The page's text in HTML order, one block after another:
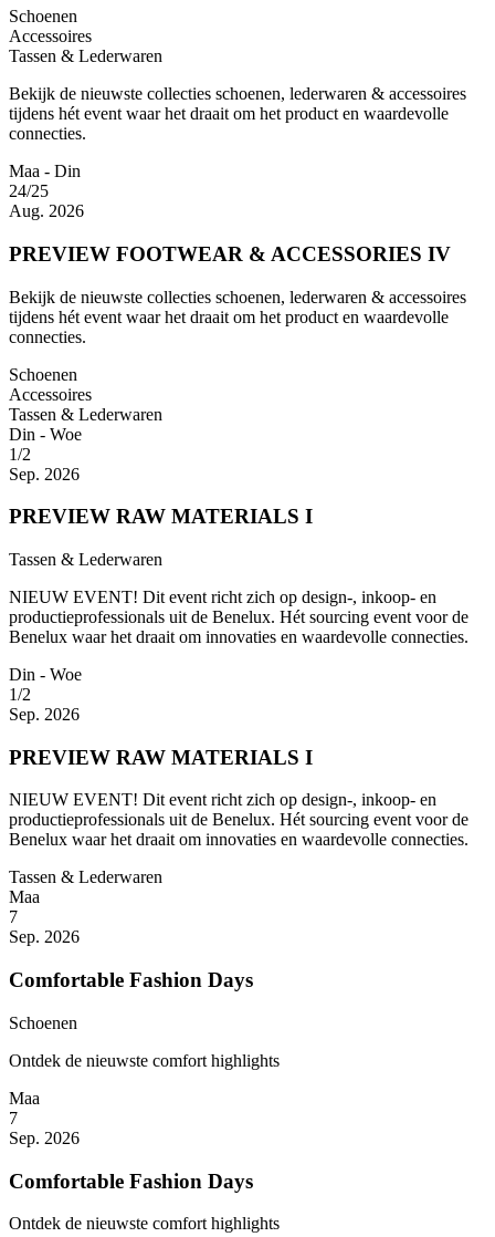
Schoenen
Accessoires
Tassen & Lederwaren
Bekijk de nieuwste collecties schoenen, lederwaren & accessoires
tijdens hét event waar het draait om het product en waardevolle
connecties.
Maa - Din
24/25
Aug. 2026
PREVIEW FOOTWEAR & ACCESSORIES IV
Bekijk de nieuwste collecties schoenen, lederwaren & accessoires
tijdens hét event waar het draait om het product en waardevolle
connecties.
Schoenen
Accessoires
Tassen & Lederwaren
Din - Woe
1/2
Sep. 2026
PREVIEW RAW MATERIALS I
Tassen & Lederwaren
NIEUW EVENT! Dit event richt zich op design-, inkoop- en
productieprofessionals uit de Benelux. Hét sourcing event voor de
Benelux waar het draait om innovaties en waardevolle connecties.
Din - Woe
1/2
Sep. 2026
PREVIEW RAW MATERIALS I
NIEUW EVENT! Dit event richt zich op design-, inkoop- en
productieprofessionals uit de Benelux. Hét sourcing event voor de
Benelux waar het draait om innovaties en waardevolle connecties.
Tassen & Lederwaren
Maa
7
Sep. 2026
Comfortable Fashion Days
Schoenen
Ontdek de nieuwste comfort highlights
Maa
7
Sep. 2026
Comfortable Fashion Days
Ontdek de nieuwste comfort highlights